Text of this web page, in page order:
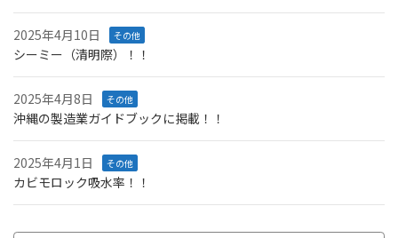
2025年4月10日 その他
シーミー（清明際）！！
2025年4月8日 その他
沖縄の製造業ガイドブックに掲載！！
2025年4月1日 その他
カビモロック吸水率！！